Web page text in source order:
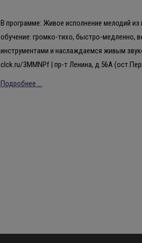
В программе: Живое исполнение мелодий
обучение: громко-тихо, быстро-медленно,
инструментами и наслаждаемся живым
clck.ru/3MMNPf | пр-т Ленина, д.56А
Подробнее ...